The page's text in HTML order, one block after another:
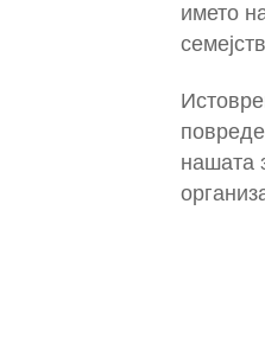
името
нашата